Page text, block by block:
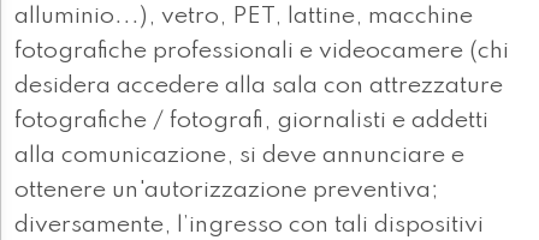
alluminio...), vetro, PET, lattine, macchine
fotografiche professionali e videocamere (chi
desidera accedere alla sala con attrezzature
fotografiche / fotografi, giornalisti e addetti
alla comunicazione, si deve annunciare e
ottenere un'autorizzazione preventiva;
diversamente, l’ingresso con tali dispositivi